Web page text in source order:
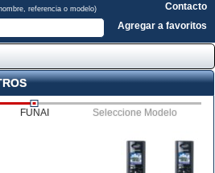
referencia o modelo)
Contacto
Agregar a favoritos
FUNAI Seleccione Modelo